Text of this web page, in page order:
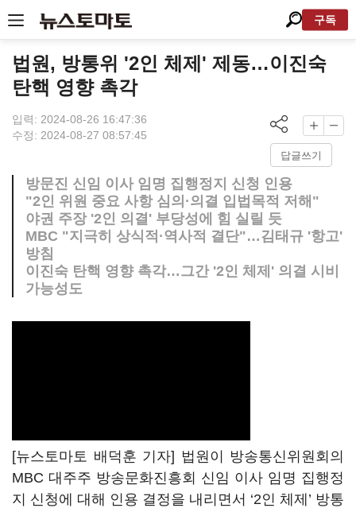
구독
법원, 방통위 '2인 체제' 제동…이진숙
탄핵 영향 촉각
입력: 2024-08-26 16:47:36
수정: 2024-08-27 08:57:45
답글쓰기
방문진 신임 이사 임명 집행정지 신청 인용
"2인 위원 중요 사항 심의·의결 입법목적 저해"
야권 주장 '2인 의결' 부당성에 힘 실릴 듯
MBC "지극히 상식적·역사적 결단"…김태규 '항고'
방침
이진숙 탄핵 영향 촉각…그간 '2인 체제' 의결 시비
가능성도
[뉴스토마토 배덕훈 기자] 법원이 방송통신위원회의
MBC 대주주 방송문화진흥회 신임 이사 임명 집행정
지 신청에 대해 인용 결정을 내리면서 ‘2인 체제 ’ 방통